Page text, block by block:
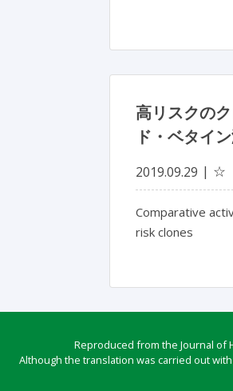
高リスクの
ド・ベタイ
2019.09.29 ☆
Comparative
risk clones
Reproduced from the Journal of
Although the translation was carried out